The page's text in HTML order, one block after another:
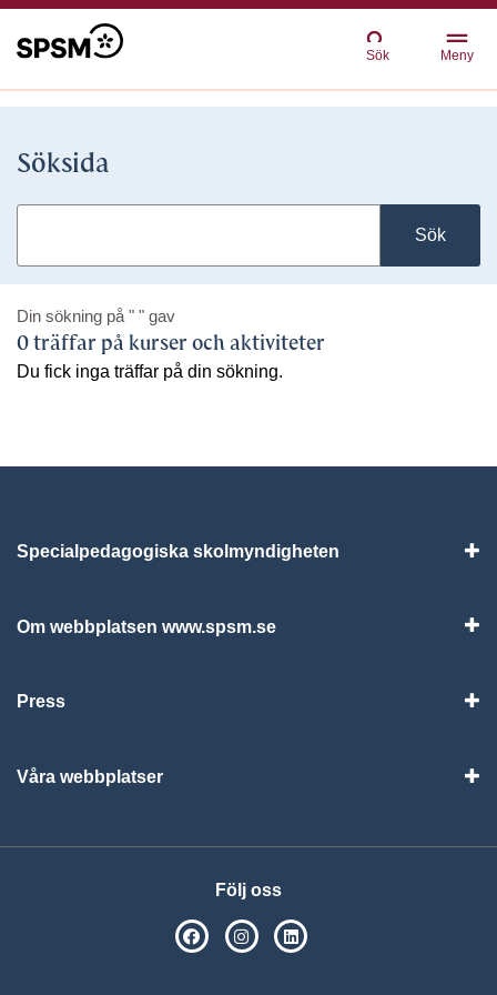
Sök Meny
Söksida
Sök
Din sökning på " " gav
0 träffar på kurser och aktiviteter
Du fick inga träffar på din sökning.
Specialpedagogiska skolmyndigheten
Om webbplatsen www.spsm.se
Press
Våra webbplatser
Följ oss
SPSM på Facebook
SPSM på Instagram